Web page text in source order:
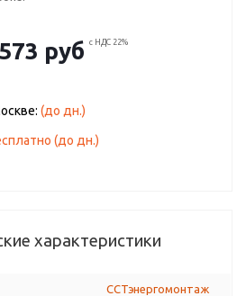
руб с НДС 22%
(до дн.)
(до дн.)
характеристики
ССТэнергомонтаж